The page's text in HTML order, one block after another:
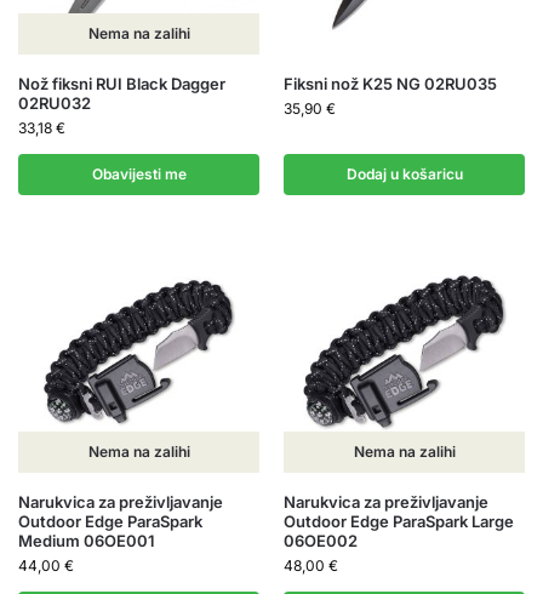
Nema na zalihi
Nož fiksni RUI Black Dagger
02RU032
33,18 €
Obavijesti me
Fiksni nož K25 NG 02RU035
35,90 €
Dodaj u košaricu
Nema na zalihi
Narukvica za preživljavanje
Outdoor Edge ParaSpark
Medium 06OE001
44,00 €
Nema na zalihi
Narukvica za preživljavanje
Outdoor Edge ParaSpark Large
06OE002
48,00 €